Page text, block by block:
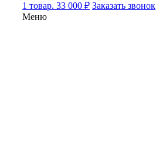
1 товар. 33 000 ₽ Заказать звонок
Меню